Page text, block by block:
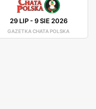
29 LIP-9 SIE 2026
GAZETKA CHATA POLSKA